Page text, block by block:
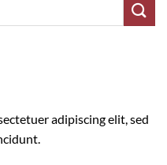
adipiscing elit, sed